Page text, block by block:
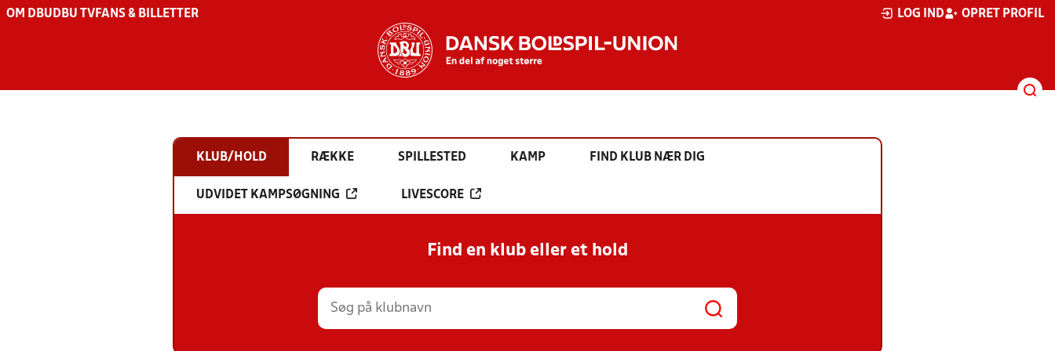
OM DBU DBU TV FANS & BILLETTER LOG IND OPRET PROFIL
KLUB/HOLD RÆKKE SPILLESTED KAMP FIND KLUB NÆR DIG
UDVIDET KAMPSØGNING LIVESCORE
Find en klub eller et hold